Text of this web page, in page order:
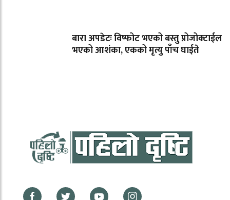
बारा अपडेटः विष्फोट भएको बस्तु प्रोजोक्टाईल
भएको आशंका, एकको मृत्यु पाँच घाईते